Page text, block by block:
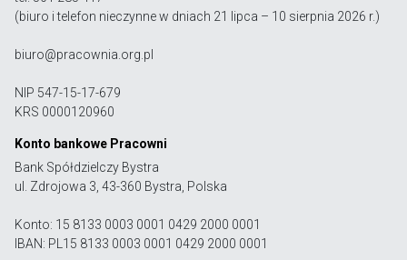
(biuro i telefon nieczynne w dniach 21 lipca – 10 sierpnia 2026 r.)
biuro@pracownia.org.pl
NIP 547-15-17-679
KRS 0000120960
Konto bankowe Pracowni
Bank Spółdzielczy Bystra
ul. Zdrojowa 3, 43-360 Bystra, Polska
Konto: 15 8133 0003 0001 0429 2000 0001
IBAN: PL15 8133 0003 0001 0429 2000 0001